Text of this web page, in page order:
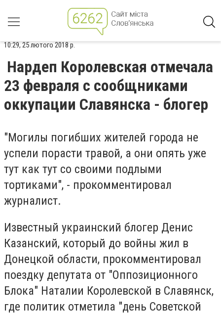
10:29, 25 лютого 2018 р.
Нардеп Королевская отмечала
23 февраля с сообщниками
оккупации Славянска - блогер
"Могилы погибших жителей города не
успели порасти травой, а они опять уже
тут как тут со своими подлыми
тортиками", - прокомментировал
журналист.
Известный украинский блогер Денис
Казанский, который до войны жил в
Донецкой области, прокомментировал
поездку депутата от "Оппозиционного
Блока" Наталии Королевской в Славянск,
где политик отметила "день Советской